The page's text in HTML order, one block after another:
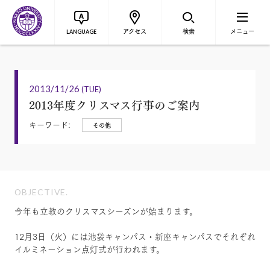
LANGUAGE アクセス 検索 メニュー
2013/11/26 (TUE)
2013年度クリスマス行事のご案内
キーワード: その他
OBJECTIVE.
今年も立教のクリスマスシーズンが始まります。
12月3日（火）には池袋キャンパス・新座キャンパスでそれぞれ
イルミネーション点灯式が行われます。